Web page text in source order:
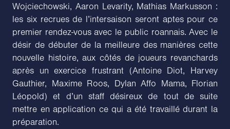
Wojciechowski, Aaron Levarity, Mathias Markusson :
les six recrues de l’intersaison seront aptes pour ce
premier rendez-vous avec le public roannais. Avec le
désir de débuter de la meilleure des manières cette
nouvelle histoire, aux côtés de joueurs revanchards
après un exercice frustrant (Antoine Diot, Harvey
Gauthier, Maxime Roos, Dylan Affo Mama, Florian
Léopold) et d’un staff désireux de tout de suite
mettre en application ce qui a été travaillé durant la
préparation.